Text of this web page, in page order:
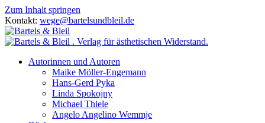
Zum Inhalt springen
Kontakt: wege@bartelsundbleil.de
Autorinnen und Autoren
Maike Möller-Engemann
Hans-Gerd Pyka
Linda Spokojny
Michael Thiele
Angelo Angelino Wemmje